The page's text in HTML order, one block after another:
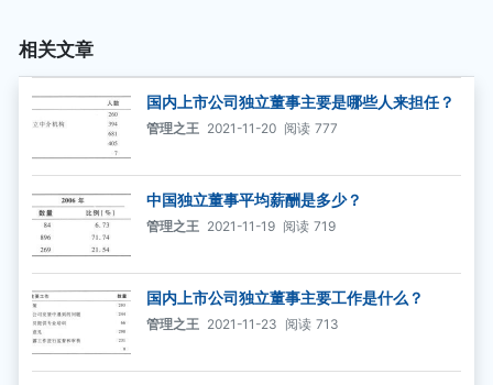
相关文章
国内上市公司独立董事主要是哪些人来担任？
管理之王 2021-11-20 阅读 777
中国独立董事平均薪酬是多少？
管理之王 2021-11-19 阅读 719
国内上市公司独立董事主要工作是什么？
管理之王 2021-11-23 阅读 713